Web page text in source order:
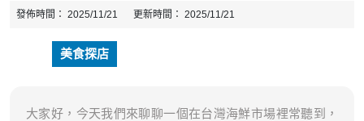
發佈時間： 2025/11/21 更新時間： 2025/11/21
美食探店
大家好，今天我們來聊聊一個在台灣海鮮市場裡常聽到，